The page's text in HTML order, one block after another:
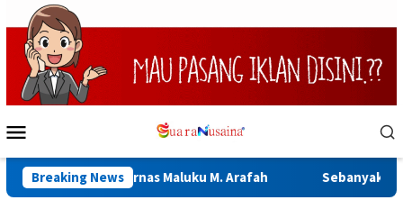
Loncat
ke
konten
Mobile
Breaking News
Basarnas Maluku M. Arafah Sebanyak 922 Narapidana